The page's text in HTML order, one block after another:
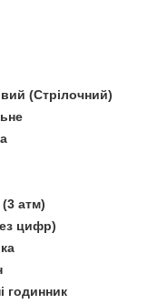
(Стрілочний)
атм)
цифр)
годинник